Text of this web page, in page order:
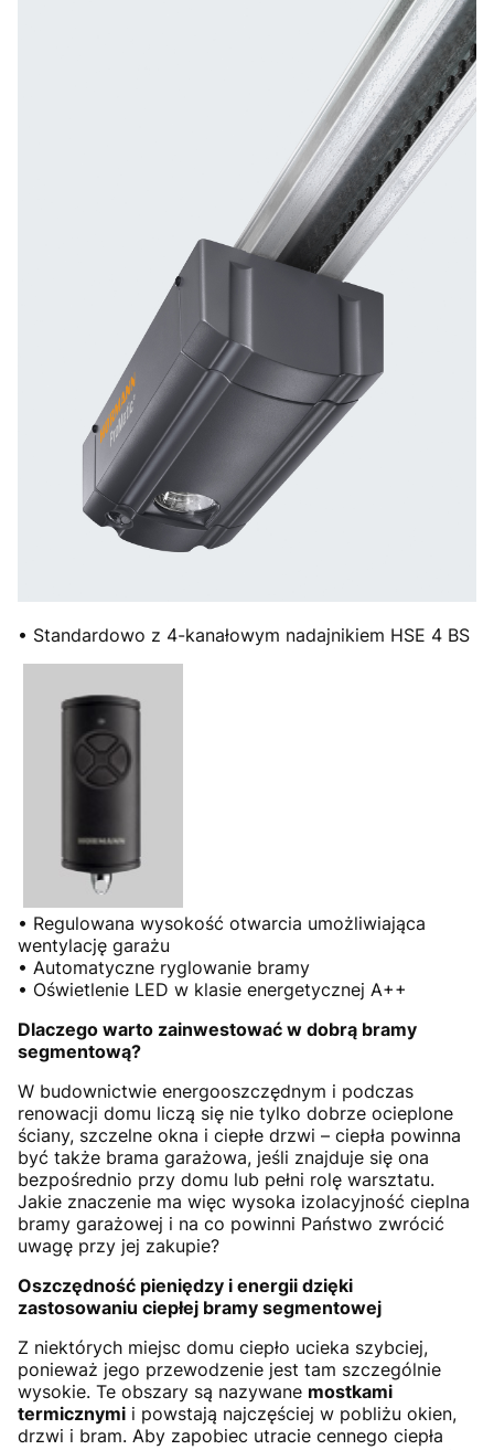
• Standardowo z 4-kanałowym nadajnikiem HSE 4 BS
• Regulowana wysokość otwarcia umożliwiająca
wentylację garażu
• Automatyczne ryglowanie bramy
• Oświetlenie LED w klasie energetycznej A++
Dlaczego warto zainwestować w dobrą bramy
segmentową?
W budownictwie energooszczędnym i podczas
renowacji domu liczą się nie tylko dobrze ocieplone
ściany, szczelne okna i ciepłe drzwi – ciepła powinna
być także brama garażowa, jeśli znajduje się ona
bezpośrednio przy domu lub pełni rolę warsztatu.
Jakie znaczenie ma więc wysoka izolacyjność cieplna
bramy garażowej i na co powinni Państwo zwrócić
uwagę przy jej zakupie?
Oszczędność pieniędzy i energii dzięki
zastosowaniu ciepłej bramy segmentowej
Z niektórych miejsc domu ciepło ucieka szybciej,
ponieważ jego przewodzenie jest tam szczególnie
wysokie. Te obszary są nazywane mostkami
termicznymi i powstają najczęściej w pobliżu okien,
drzwi i bram. Aby zapobiec utracie cennego ciepła